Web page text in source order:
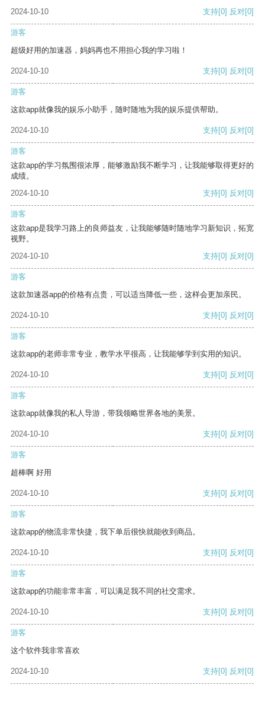
2024-10-10 支持[0] 反对[0]
游客
超级好用的加速器，妈妈再也不用担心我的学习啦！
2024-10-10 支持[0] 反对[0]
游客
这款app就像我的娱乐小助手，随时随地为我的娱乐提供帮助。
2024-10-10 支持[0] 反对[0]
游客
这款app的学习氛围很浓厚，能够激励我不断学习，让我能够取得更好的
成绩。
2024-10-10
支持[0] 反对[0]
游客
这款app是我学习路上的良师益友，让我能够随时随地学习新知识，拓宽
视野。
2024-10-10
支持[0] 反对[0]
游客
这款加速器app的价格有点贵，可以适当降低一些，这样会更加亲民。
2024-10-10 支持[0] 反对[0]
游客
这款app的老师非常专业，教学水平很高，让我能够学到实用的知识。
2024-10-10 支持[0] 反对[0]
游客
这款app就像我的私人导游，带我领略世界各地的美景。
2024-10-10 支持[0] 反对[0]
游客
超棒啊 好用
2024-10-10 支持[0] 反对[0]
游客
这款app的物流非常快捷，我下单后很快就能收到商品。
2024-10-10 支持[0] 反对[0]
游客
这款app的功能非常丰富，可以满足我不同的社交需求。
2024-10-10 支持[0] 反对[0]
游客
这个软件我非常喜欢
2024-10-10 支持[0] 反对[0]